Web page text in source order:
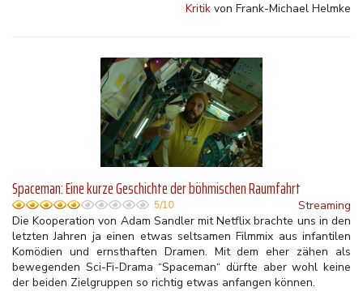
Kritik von Frank-Michael Helmke
Spaceman: Eine kurze Geschichte der böhmischen Raumfahrt
5/10
Streaming
Die Kooperation von Adam Sandler mit Netflix brachte uns in den
letzten Jahren ja einen etwas seltsamen Filmmix aus infantilen
Komödien und ernsthaften Dramen. Mit dem eher zähen als
bewegenden Sci-Fi-Drama “Spaceman“ dürfte aber wohl keine
der beiden Zielgruppen so richtig etwas anfangen können.